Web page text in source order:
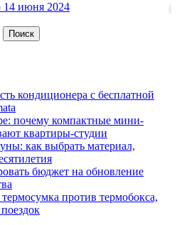
14 июня 2024
Поиск
кондиционера с бесплатной
почему компактные мини-
квартиры-студии
как выбрать материал,
бюджет на обновление
против термобокса,